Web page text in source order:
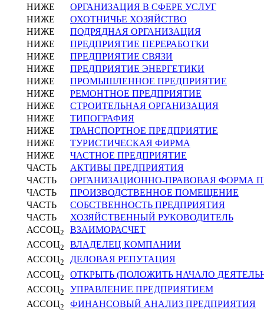
НИЖЕ
ОРГАНИЗАЦИЯ В СФЕРЕ УСЛУГ
НИЖЕ
ОХОТНИЧЬЕ ХОЗЯЙСТВО
НИЖЕ
ПОДРЯДНАЯ ОРГАНИЗАЦИЯ
НИЖЕ
ПРЕДПРИЯТИЕ ПЕРЕРАБОТКИ
НИЖЕ
ПРЕДПРИЯТИЕ СВЯЗИ
НИЖЕ
ПРЕДПРИЯТИЕ ЭНЕРГЕТИКИ
НИЖЕ
ПРОМЫШЛЕННОЕ ПРЕДПРИЯТИЕ
НИЖЕ
РЕМОНТНОЕ ПРЕДПРИЯТИЕ
НИЖЕ
СТРОИТЕЛЬНАЯ ОРГАНИЗАЦИЯ
НИЖЕ
ТИПОГРАФИЯ
НИЖЕ
ТРАНСПОРТНОЕ ПРЕДПРИЯТИЕ
НИЖЕ
ТУРИСТИЧЕСКАЯ ФИРМА
НИЖЕ
ЧАСТНОЕ ПРЕДПРИЯТИЕ
ЧАСТЬ
АКТИВЫ ПРЕДПРИЯТИЯ
ЧАСТЬ
ОРГАНИЗАЦИОННО-ПРАВОВАЯ ФОРМА
ЧАСТЬ
ПРОИЗВОДСТВЕННОЕ ПОМЕЩЕНИЕ
ЧАСТЬ
СОБСТВЕННОСТЬ ПРЕДПРИЯТИЯ
ЧАСТЬ
ХОЗЯЙСТВЕННЫЙ РУКОВОДИТЕЛЬ
АССОЦ2
ВЗАИМОРАСЧЕТ
АССОЦ2
ВЛАДЕЛЕЦ КОМПАНИИ
АССОЦ2
ДЕЛОВАЯ РЕПУТАЦИЯ
АССОЦ2
ОТКРЫТЬ (ПОЛОЖИТЬ НАЧАЛО
АССОЦ2
УПРАВЛЕНИЕ ПРЕДПРИЯТИЕМ
АССОЦ2 ФИНАНСОВЫЙ АНАЛИЗ ПРЕДПРИЯТИЯ